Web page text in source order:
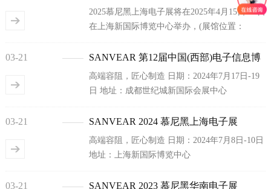
产品与技术解决方案强势登场，以“国产替代 増
效降本”为核心，全面展示贴片电容在无人机、
2025慕尼黑上海电子展将在2025年4月15日-17日
在上海新国际博览中心举办，(展馆位置：
交流。
03-21
SANVEAR 第12届中国(西部)电子信息博
览会
高端容阻，匠心制造 日期：2024年7月17日-19
日 地址：成都世纪城新国际会展中心
03-21 SANVEAR 2024 慕尼黑上海电子展
高端容阻，匠心制造 日期：2024年7月8日-10日
地址：上海新国际博览中心
03-21 SANVEAR 2023 慕尼黑华南电子展